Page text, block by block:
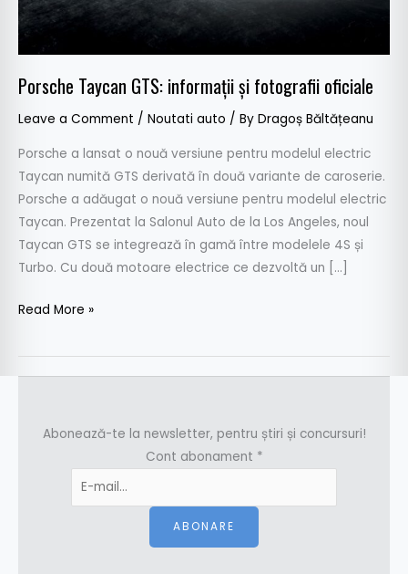
Porsche Taycan GTS: informații și fotografii oficiale
Leave a Comment / Noutati auto / By Dragoș Băltățeanu
Porsche a lansat o nouă versiune pentru modelul electric
Taycan numită GTS derivată în două variante de caroserie.
Porsche a adăugat o nouă versiune pentru modelul electric
Taycan. Prezentat la Salonul Auto de la Los Angeles, noul
Taycan GTS se integrează în gamă între modelele 4S și
Turbo. Cu două motoare electrice ce dezvoltă un […]
Read More »
Abonează-te la newsletter, pentru știri și concursuri!
Cont abonament *
ABONARE